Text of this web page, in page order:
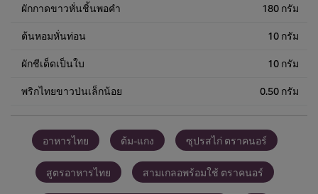
ผักกาดขาวหั่นชิ้นพอคำ 180 กรัม
ต้นหอมหั่นท่อน 10 กรัม
ผักชีเด็ดเป็นใบ 10 กรัม
พริกไทยขาวป่นเล็กน้อย 0.50 กรัม
อาหารไทย ต้ม-แกง ซุปรสไก่ ตราคนอร์
สูตรอาหารไทย สามเกลอพร้อมใช้ ตราคนอร์